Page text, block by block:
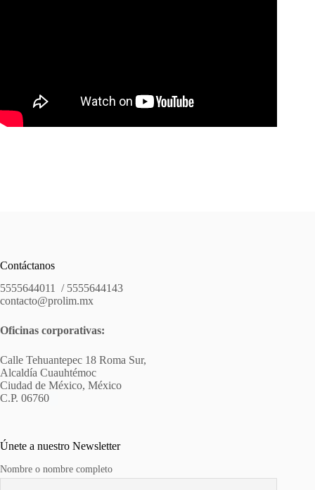
Contáctanos
5555644011 / 5555644143
contacto@prolim.mx
Oficinas corporativas:
Calle Tehuantepec 18 Roma Sur,
Alcaldía Cuauhtémoc
Ciudad de México, México
C.P. 06760
Únete a nuestro Newsletter
Nombre o nombre completo